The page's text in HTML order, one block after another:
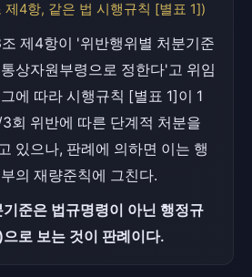
제4항, 같은 법 시행규칙 [별표 1])
제4항이 '위반행위별 처분기준
상자원부령으로 정한다'고 위임
에 따라 시행규칙 [별표 1]이 1
회 위반에 따른 단계적 처분을
있으나, 판례에 의하면 이는 행
의 재량준칙에 그친다.
준은 법규명령이 아닌 행정규
로 보는 것이 판례이다.